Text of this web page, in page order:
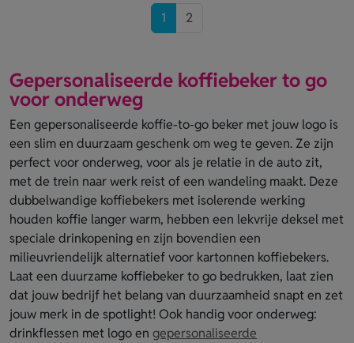
1 2
Gepersonaliseerde koffiebeker to go
voor onderweg
Een gepersonaliseerde koffie-to-go beker met jouw logo is
een slim en duurzaam geschenk om weg te geven. Ze zijn
perfect voor onderweg, voor als je relatie in de auto zit,
met de trein naar werk reist of een wandeling maakt. Deze
dubbelwandige koffiebekers met isolerende werking
houden koffie langer warm, hebben een lekvrije deksel met
speciale drinkopening en zijn bovendien een
milieuvriendelijk alternatief voor kartonnen koffiebekers.
Laat een duurzame koffiebeker to go bedrukken, laat zien
dat jouw bedrijf het belang van duurzaamheid snapt en zet
jouw merk in de spotlight! Ook handig voor onderweg:
drinkflessen met logo en gepersonaliseerde